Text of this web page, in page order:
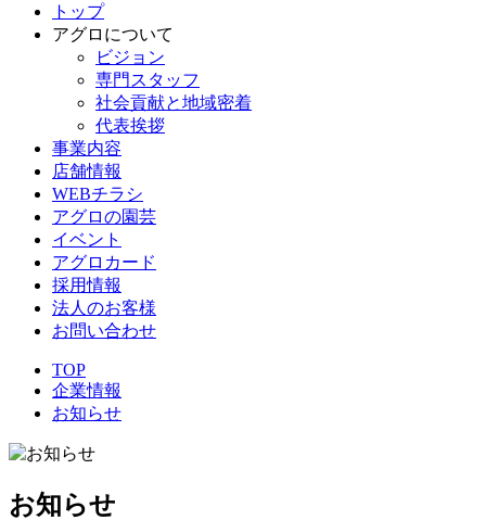
トップ
アグロについて
ビジョン
専門スタッフ
社会貢献と地域密着
代表挨拶
事業内容
店舗情報
WEBチラシ
アグロの園芸
イベント
アグロカード
採用情報
法人のお客様
お問い合わせ
TOP
企業情報
お知らせ
お知らせ